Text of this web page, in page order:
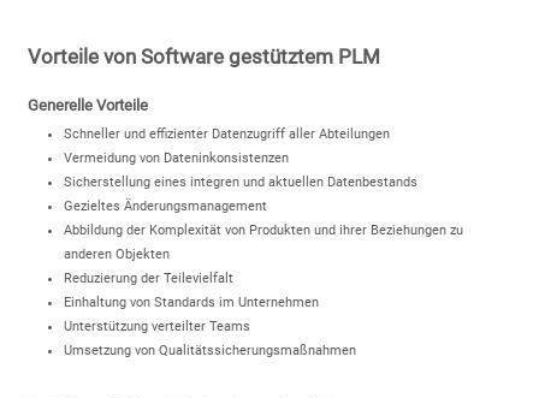
Vorteile von Software gestütztem PLM
Generelle Vorteile
Schneller und effizienter Datenzugriff aller Abteilungen
Vermeidung von Dateninkonsistenzen
Sicherstellung eines integren und aktuellen Datenbestands
Gezieltes Änderungsmanagement
Abbildung der Komplexität von Produkten und ihrer Beziehungen zu
anderen Objekten
Reduzierung der Teilevielfalt
Einhaltung von Standards im Unternehmen
Unterstützung verteilter Teams
Umsetzung von Qualitätssicherungsmaßnahmen